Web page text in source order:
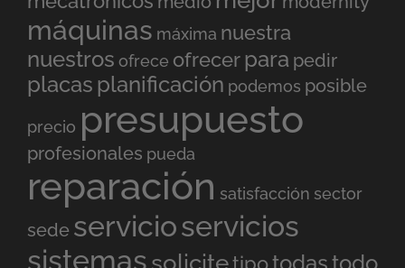
máquinas máxima nuestra
nuestros ofrece ofrecerpara pedir
placas planificación podemos posible
precio presupuesto
profesionales pueda
reparación satisfacción sector
sede servicioservicios
sistemas